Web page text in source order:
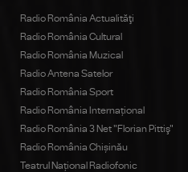
Radio România Actualităţi
Radio România Cultural
Radio România Muzical
Radio Antena Satelor
Radio România Sport
Radio România Internațional
Radio România 3 Net "Florian Pittiş"
Radio România Chișinău
Teatrul Național Radiofonic